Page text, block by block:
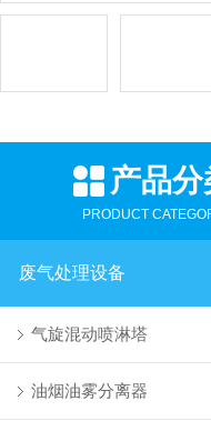
产品分
PRODUCT
废气处理设备
气旋混动喷淋塔
油烟油雾分离器